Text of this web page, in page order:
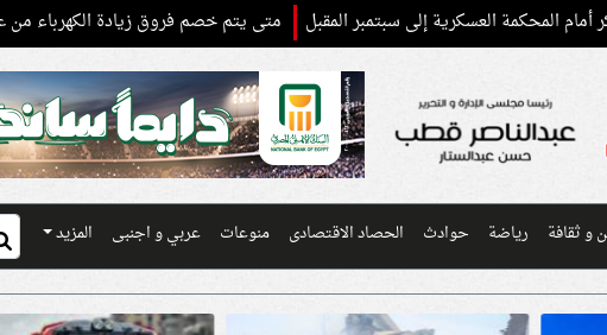
إلى سبتمبر المقبل متى يتم خصم فروق زيادة الكهرباء من عدادات
و ثقافة رياضة حوادث الحصاد الاقتصادى منوعات عربي و اجنبى المزيد